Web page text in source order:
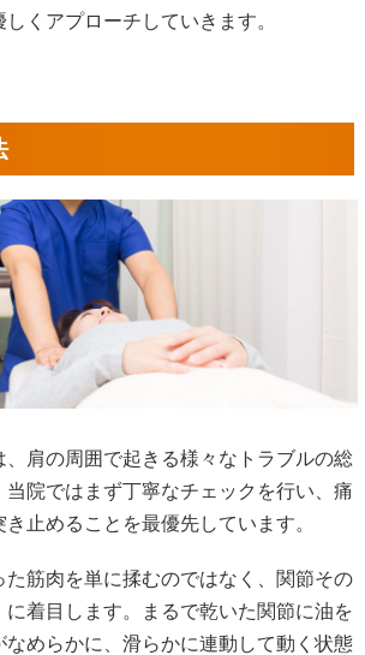
くアプローチしていきます。
、肩の周囲で起きる様々なトラブルの総
院ではまず丁寧なチェックを行い、痛
止めることを最優先しています。
た筋肉を単に揉むのではなく、関節その
に着目します。まるで乾いた関節に油を
なめらかに、滑らかに連動して動く状態